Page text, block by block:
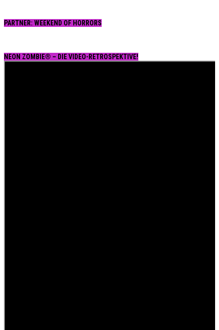
PARTNER: WEEKEND OF HORRORS
NEON ZOMBIE® – DIE VIDEO-RETROSPEKTIVE!